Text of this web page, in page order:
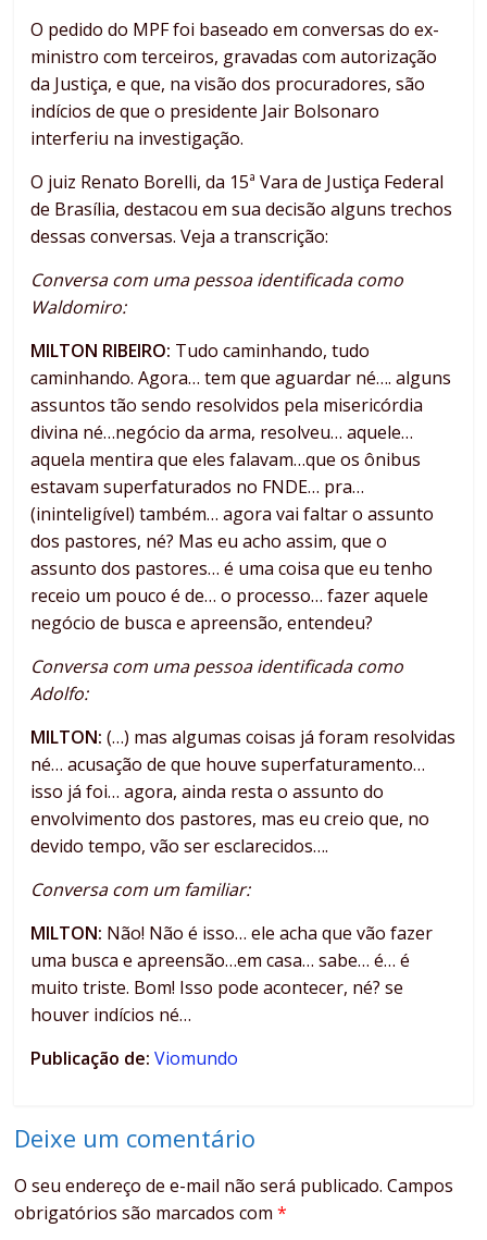
O pedido do MPF foi baseado em conversas do ex-
ministro com terceiros, gravadas com autorização
da Justiça, e que, na visão dos procuradores, são
indícios de que o presidente Jair Bolsonaro
interferiu na investigação.
O juiz Renato Borelli, da 15ª Vara de Justiça Federal
de Brasília, destacou em sua decisão alguns trechos
dessas conversas. Veja a transcrição:
Conversa com uma pessoa identificada como
Waldomiro:
MILTON RIBEIRO: Tudo caminhando, tudo
caminhando. Agora… tem que aguardar né…. alguns
assuntos tão sendo resolvidos pela misericórdia
divina né…negócio da arma, resolveu… aquele…
aquela mentira que eles falavam…que os ônibus
estavam superfaturados no FNDE… pra…
(ininteligível) também… agora vai faltar o assunto
dos pastores, né? Mas eu acho assim, que o
assunto dos pastores… é uma coisa que eu tenho
receio um pouco é de… o processo… fazer aquele
negócio de busca e apreensão, entendeu?
Conversa com uma pessoa identificada como
Adolfo:
MILTON: (…) mas algumas coisas já foram resolvidas
né… acusação de que houve superfaturamento…
isso já foi… agora, ainda resta o assunto do
envolvimento dos pastores, mas eu creio que, no
devido tempo, vão ser esclarecidos….
Conversa com um familiar:
MILTON: Não! Não é isso… ele acha que vão fazer
uma busca e apreensão…em casa… sabe… é… é
muito triste. Bom! Isso pode acontecer, né? se
houver indícios né…
Publicação de:Viomundo
Deixe um comentário
O seu endereço de e-mail não será publicado. Campos
obrigatórios são marcados com*